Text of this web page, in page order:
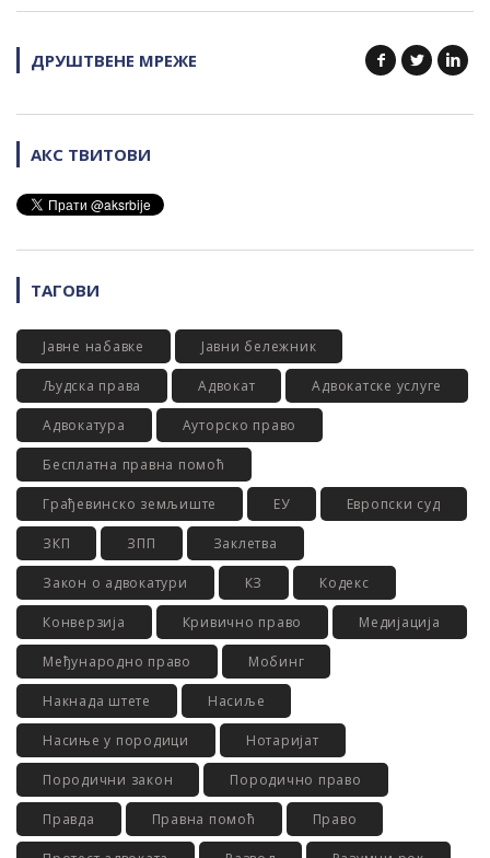
ДРУШТВЕНЕ МРЕЖЕ
АКС ТВИТОВИ
ТАГОВИ
Јавне набавке Јавни бележник
Људска права Адвокат Адвокатске услуге
Адвокатура Ауторско право
Бесплатна правна помоћ
Грађевинско земљиште ЕУ Европски суд
ЗКП ЗПП Заклетва
Закон о адвокатури КЗ Кодекс
Конверзија Кривично право Медијација
Међународно право Мобинг
Накнада штете Насиље
Насиње у породици Нотаријат
Породични закон Породично право
Правда Правна помоћ Право